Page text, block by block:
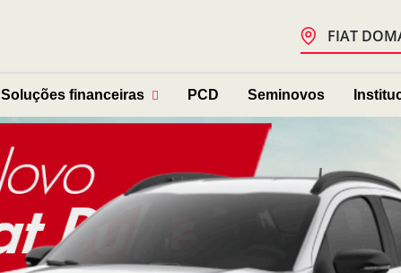
FIAT
Soluções financeiras PCD Seminovos